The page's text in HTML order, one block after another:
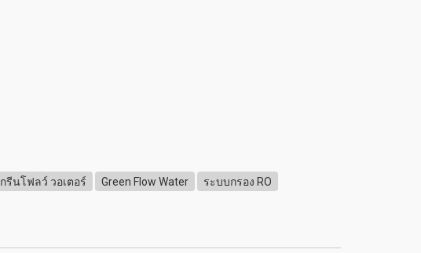
กรีนโฟลว์ วอเตอร์ Green Flow Water
ระบบกรอง RO